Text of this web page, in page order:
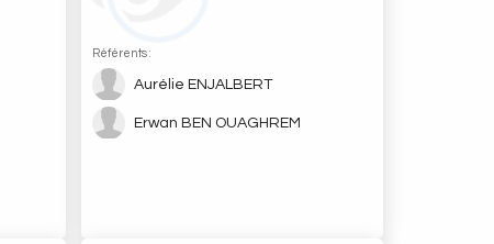
Référents :
Aurélie ENJALBERT
Erwan BEN OUAGHREM